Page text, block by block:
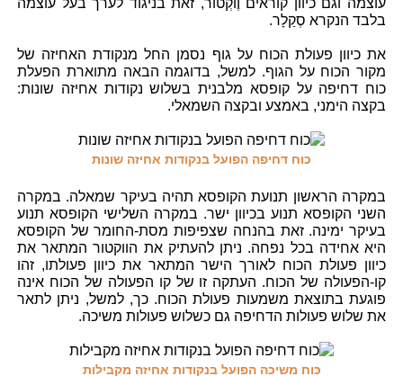
עוצמה וגם כיוון קוראים וֶוקְטוֹר, זאת בניגוד לערך בעל עוצמה
בלבד הנקרא סְקַלָר.
את כיוון פעולת הכוח על גוף נסמן החל מנקודת האחיזה של
מקור הכוח על הגוף. למשל, בדוגמה הבאה מתוארת הפעלת
כוח דחיפה על קופסא מלבנית בשלוש נקודות אחיזה שונות:
בקצה הימני, באמצע ובקצה השמאלי.
כוח דחיפה הפועל בנקודות אחיזה שונות
במקרה הראשון תנועת הקופסא תהיה בעיקר שמאלה. במקרה
השני הקופסא תנוע בכיוון ישר. במקרה השלישי הקופסא תנוע
בעיקר ימינה. זאת בהנחה שצפיפות מסת-החומר של הקופסא
היא אחידה בכל נפחה. ניתן להעתיק את הווקטור המתאר את
כיוון פעולת הכוח לאורך הישר המתאר את כיוון פעולתו, זהו
קו-הפעולה של הכוח. העתקה זו של קו הפעולה של הכוח אינה
פוגעת בתוצאת משמעות פעולת הכוח. כך, למשל, ניתן לתאר
את שלוש פעולות הדחיפה גם כשלוש פעולות משיכה.
כוח משיכה הפועל בנקודות אחיזה מקבילות